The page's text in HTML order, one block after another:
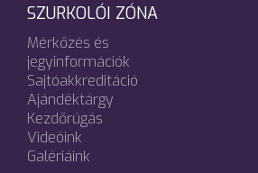
SZURKOLÓI ZÓNA
Mérkőzés és
jegyinformációk
Sajtóakkreditáció
Ajándéktárgy
Kezdőrúgás
Videóink
Galériáink